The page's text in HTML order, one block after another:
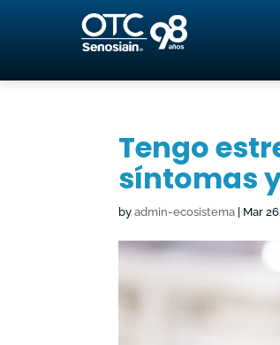
Tengo
síntomas
byadmin-ecosistema Mar